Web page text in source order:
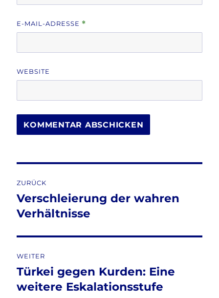
E-MAIL-ADRESSE *
WEBSITE
ZURÜCK
Vorheriger
Beitrag:
Verschleierung der wahren
Verhältnisse
WEITER
Nächster
Beitrag:
Türkei gegen Kurden: Eine
weitere Eskalationsstufe